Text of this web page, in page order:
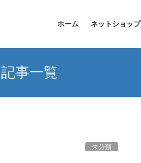
ホーム ネットショップ
記事一覧
未分類